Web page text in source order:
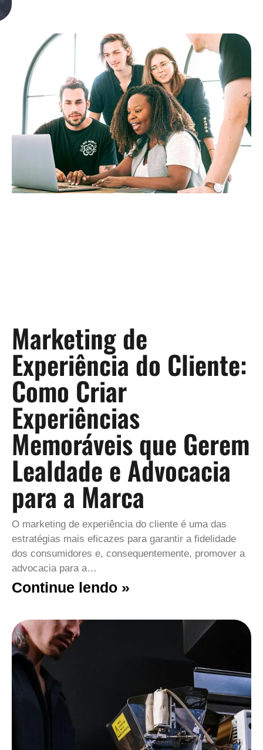
Marketing de
Experiência do Cliente:
Como Criar
Experiências
Memoráveis que Gerem
Lealdade e Advocacia
para a Marca
O marketing de experiência do cliente é uma das
estratégias mais eficazes para garantir a fidelidade
dos consumidores e, consequentemente, promover a
advocacia para a…
Continue lendo »